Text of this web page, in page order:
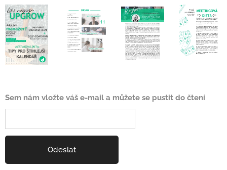
Sem nám vložte váš e-mail a můžete se pustit do čtení
Odeslat